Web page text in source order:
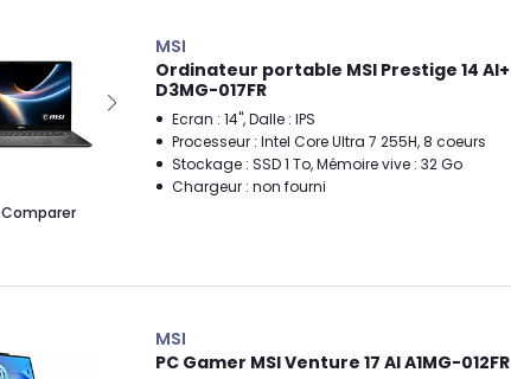
Comparer
MSI
Ordinateur portable MSI Prestige 14 AI+
D3MG-017FR
Ecran : 14", Dalle : IPS
Processeur : Intel Core Ultra 7 255H, 8 coeurs
Stockage : SSD 1 To, Mémoire vive : 32 Go
Chargeur : non fourni
MSI
PC Gamer MSI Venture 17 AI A1MG-012FR